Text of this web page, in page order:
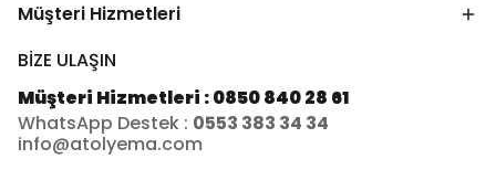
Müşteri Hizmetleri
BİZE ULAŞIN
Müşteri Hizmetleri : 0850 840 28 61
WhatsApp Destek : 0553 383 34 34
info@atolyema.com